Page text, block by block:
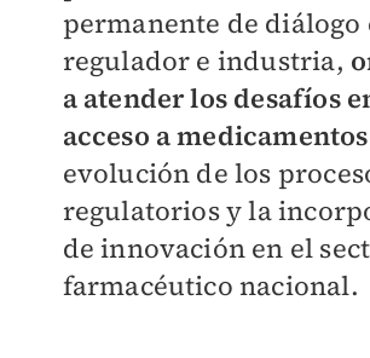
permanente de diálogo
regulador e industria,
a atender los desafíos
acceso a medicamentos
evolución de los
regulatorios y la
de innovación en el
farmacéutico nacional.